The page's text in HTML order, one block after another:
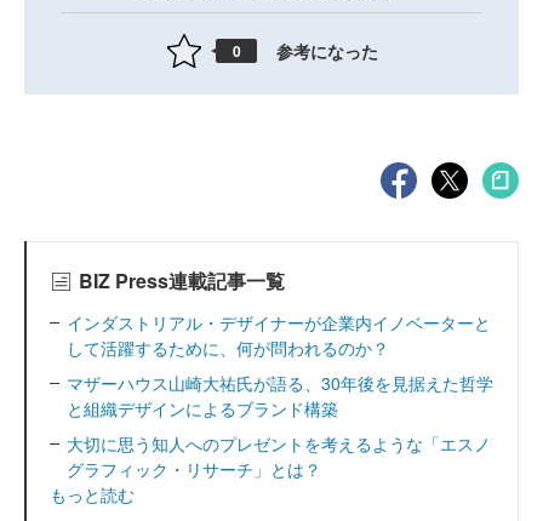
0 参考になった
BIZ Press連載記事一覧
インダストリアル・デザイナーが企業内イノベーターと
して活躍するために、何が問われるのか？
マザーハウス山崎大祐氏が語る、30年後を見据えた哲学
と組織デザインによるブランド構築
大切に思う知人へのプレゼントを考えるような「エスノ
グラフィック・リサーチ」とは？
もっと読む